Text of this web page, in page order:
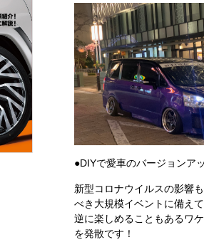
●DIYで愛車のバージョンア
新型コロナウイルスの影響
べき大規模イベントに備え
逆に楽しめることもあるワ
を発散です！